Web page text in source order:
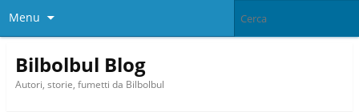
Menu
Bilbolbul Blog
Autori, storie, fumetti da Bilbolbul